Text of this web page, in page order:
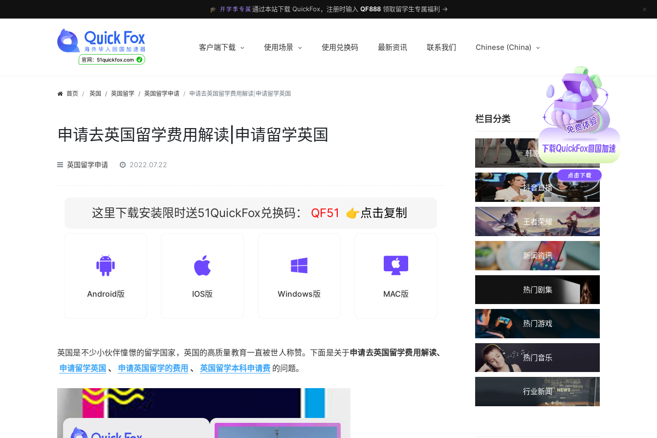
🎓 开学季专属 通过本站下载 QuickFox，注册时输入 QF888领取留学生专属福利 → ✕
官网：51quickfox.com √
客户端下载 使用场景 使用兑换码 最新资讯 联系我们 Chinese (China)
首页 英国 / 英国留学 / 英国留学申请 申请去英国留学费用解读|申请留学英国
申请去英国留学费用解读|申请留学英国
英国留学申请 2022.07.22
这里下载安装限时送51QuickFox兑换码： QF51 👉点击复制
Android版 IOS版 Windows版 MAC版
英国是不少小伙伴憧憬的留学国家，英国的高质量教育一直被世人称赞。下面是关于申请去英国留学费用解读、
申请留学英国 、 申请英国留学的费用 、 英国留学本科申请费 的问题。
栏目分类
韩剧TV
抖音直播
王者荣耀
新闻资讯
热门剧集
热门游戏
热门音乐
行业新闻